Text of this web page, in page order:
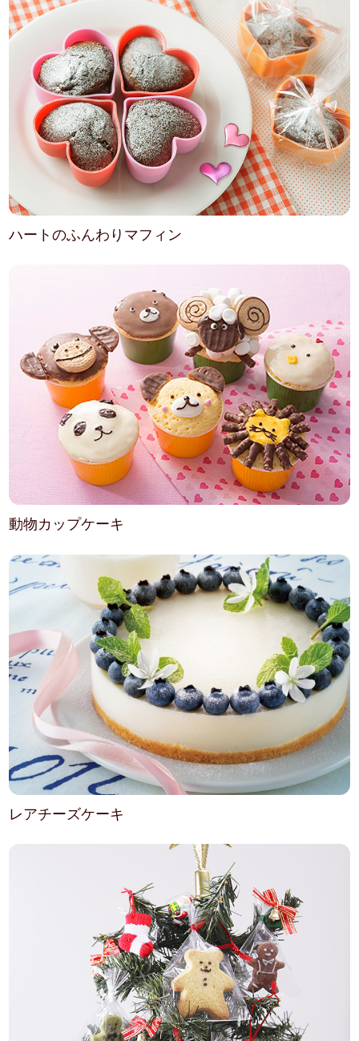
ハートのふんわりマフィン
動物カップケーキ
レアチーズケーキ